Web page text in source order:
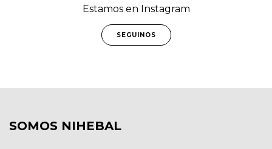
Estamos en Instagram
SEGUINOS
SOMOS NIHEBAL